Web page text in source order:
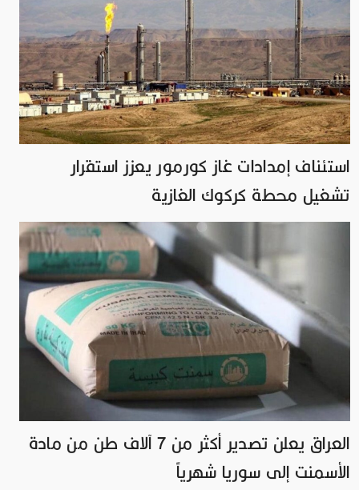
استئناف إمدادات غاز كورمور يعزز استقرار
تشغيل محطة كركوك الغازية
العراق يعلن تصدير أكثر من 7 آلاف طن من مادة
الأسمنت إلى سوريا شهرياً